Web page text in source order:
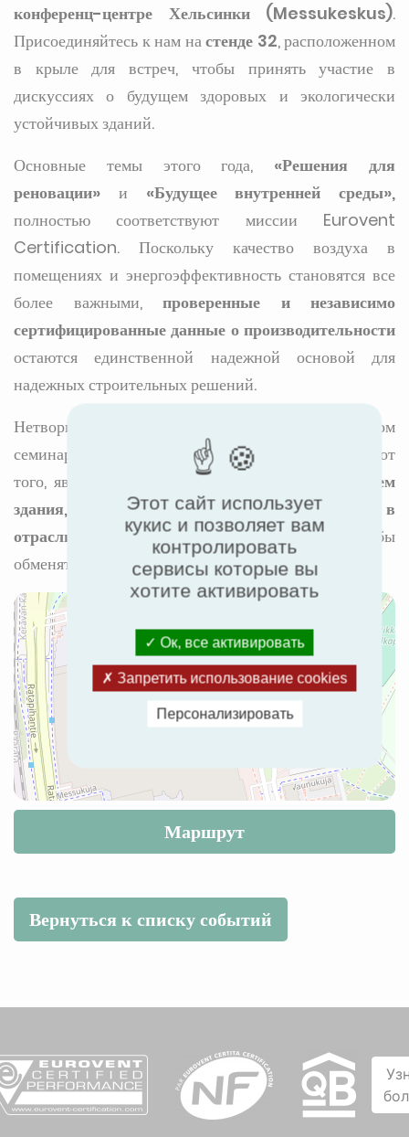
конференц-центре Хельсинки (Messukeskus).
Присоединяйтесь к нам настенде 32, расположенном
в крыле для встреч, чтобы принять участие в
дискуссиях о будущем здоровых и экологически
устойчивых зданий.
Основные темы этого года, «Решения для
реновации» и «Будущее внутренней среды»,
полностью соответствуют миссии Eurovent
Certification. Поскольку качество воздуха в
помещениях и энергоэффективность становятся все
более важными, проверенные и независимо
сертифицированные данные о производительности
остаются единственной надежной основой для
надежных строительных решений.
Нетворкинг является центральным элементом
семинара по внутреннему климату. Независимо от
того, являетесь ли вы
исследователем, владельцем
здания, проектировщиком или профессионалом в
отрасли
, встретьтесь с нами вValo Lobby
, чтобы
обменяться мнениями и воплотить идеи в жизнь.
Маршрут
Вернуться к списку событий
Этот сайт использует
кукис и позволяет вам
контролировать
сервисы которые вы
хотите активировать
Ок, все активировать
Запретить использование cookies
Персонализировать